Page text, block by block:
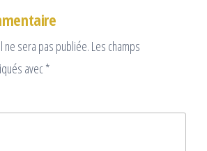
sera pas publiée. Les champs
avec*